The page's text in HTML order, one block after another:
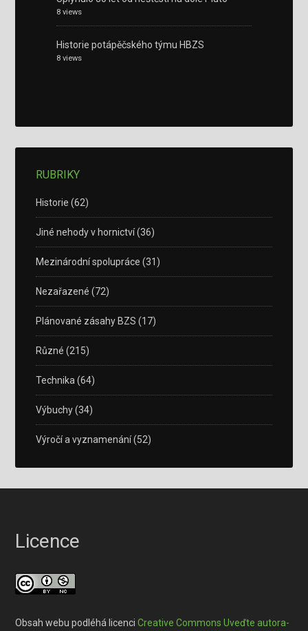
8 views
Historie potápěčského týmu HBZS
8 views
RUBRIKY
Historie (62)
Jiné nehody v hornictví(36)
Mezinárodní spolupráce (31)
Nezařazené (72)
Plánované zásahy BZS (17)
Různé (215)
Technika (64)
Výbuchy(34)
Výročí a vyznamenání(52)
Licence
Obsah webu podléhá licenciCreative Commons Uveďte autora-